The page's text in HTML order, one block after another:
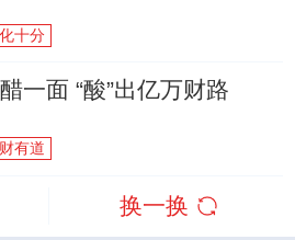
十分
一面 “酸”出亿万财路
有道
换一换